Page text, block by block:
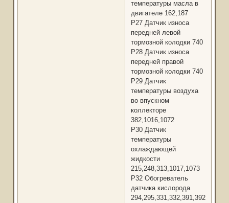
температуры масла в
двигателе 162,187
Р27 Датчик износа
передней левой
тормозной колодки 740
Р28 Датчик износа
передней правой
тормозной колодки 740
Р29 Датчик
температуры воздуха
во впускном
коллекторе
382,1016,1072
Р30 Датчик
температуры
охлаждающей
жидкости
215,248,313,1017,1073
Р32 Обогреватель
датчика кислорода